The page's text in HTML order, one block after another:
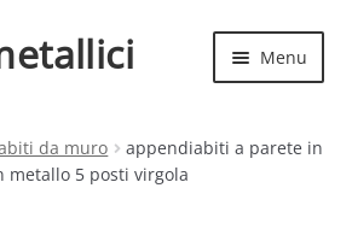
Menu
il
da muro
appendiabiti a parete in
metallo 5 posti virgola